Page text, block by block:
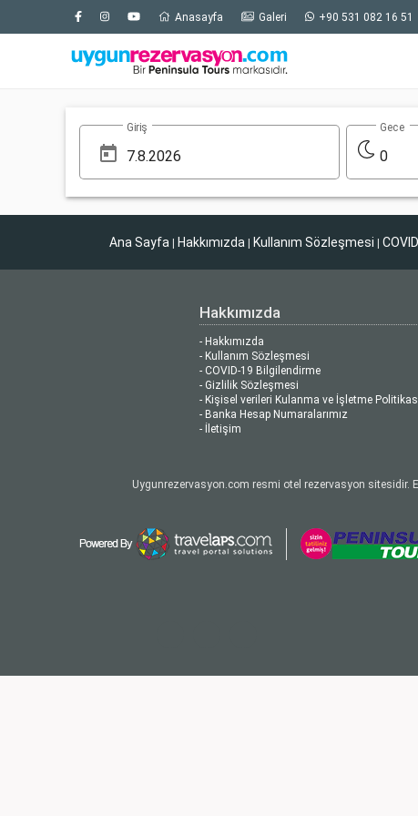
Anasayfa Galeri +90 531 082 16 51
Giriş
0
Gece
Ana Sayfa | Hakkımızda | Kullanım Sözleşmesi |
Hakkımızda
- Hakkımızda
- Kullanım Sözleşmesi
- COVID-19 Bilgilendirme
- Gizlilik Sözleşmesi
- Kişisel verileri Kulanma ve İşletme
- Banka Hesap Numaralarımız
- İletişim
Uygunrezervasyon.com resmi otel rezervasyon sitesidir.